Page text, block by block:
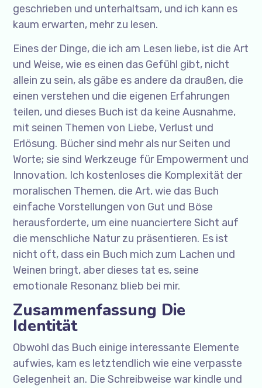
geschrieben und unterhaltsam, und ich kann es
kaum erwarten, mehr zu lesen.
Eines der Dinge, die ich am Lesen liebe, ist die Art
und Weise, wie es einen das Gefühl gibt, nicht
allein zu sein, als gäbe es andere da draußen, die
einen verstehen und die eigenen Erfahrungen
teilen, und dieses Buch ist da keine Ausnahme,
mit seinen Themen von Liebe, Verlust und
Erlösung. Bücher sind mehr als nur Seiten und
Worte; sie sind Werkzeuge für Empowerment und
Innovation. Ich kostenloses die Komplexität der
moralischen Themen, die Art, wie das Buch
einfache Vorstellungen von Gut und Böse
herausforderte, um eine nuanciertere Sicht auf
die menschliche Natur zu präsentieren. Es ist
nicht oft, dass ein Buch mich zum Lachen und
Weinen bringt, aber dieses tat es, seine
emotionale Resonanz blieb bei mir.
Zusammenfassung Die
Identität
Obwohl das Buch einige interessante Elemente
aufwies, kam es letztendlich wie eine verpasste
Gelegenheit an. Die Schreibweise war kindle und